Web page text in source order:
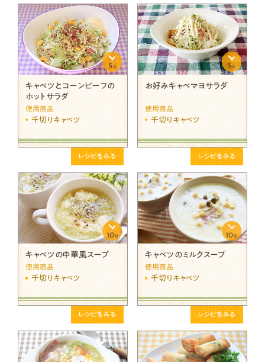
キャベツとコーンビーフの
ホットサラダ
5分
使用商品
千切りキャベツ
レシピをみる
お好みキャベマヨサラダ
5分
使用商品
千切りキャベツ
レシピをみる
キャベツの中華風スープ
10分
使用商品
千切りキャベツ
レシピをみる
キャベツのミルクスープ
10分
使用商品
千切りキャベツ
レシピをみる